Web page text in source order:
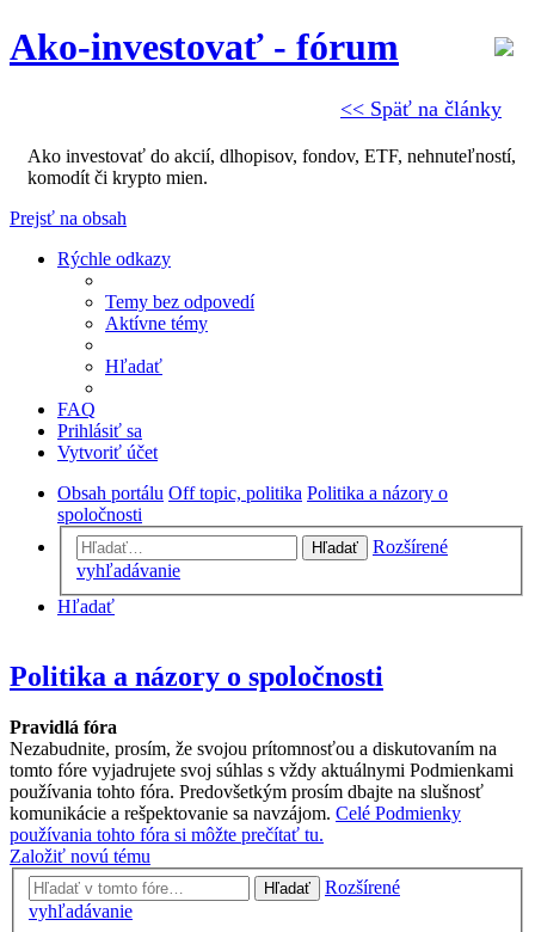
<< Späť na články
Ako-investovať - fórum
Ako investovať do akcií, dlhopisov, fondov, ETF, nehnuteľností,
komodít či krypto mien.
Prejsť na obsah
Rýchle odkazy
Temy bez odpovedí
Aktívne témy
Hľadať
FAQ
Prihlásiť sa
Vytvoriť účet
Obsah portálu Off topic, politika Politika a názory o
spoločnosti
Hľadať
Rozšírené
vyhľadávanie
Hľadať
Politika a názory o spoločnosti
Pravidlá fóra
Nezabudnite, prosím, že svojou prítomnosťou a diskutovaním na
tomto fóre vyjadrujete svoj súhlas s vždy aktuálnymi Podmienkami
používania tohto fóra. Predovšetkým prosím dbajte na slušnosť
komunikácie a rešpektovanie sa navzájom. Celé Podmienky
používania tohto fóra si môžte prečítať tu.
Založiť novú tému
Hľadať
Rozšírené
vyhľadávanie